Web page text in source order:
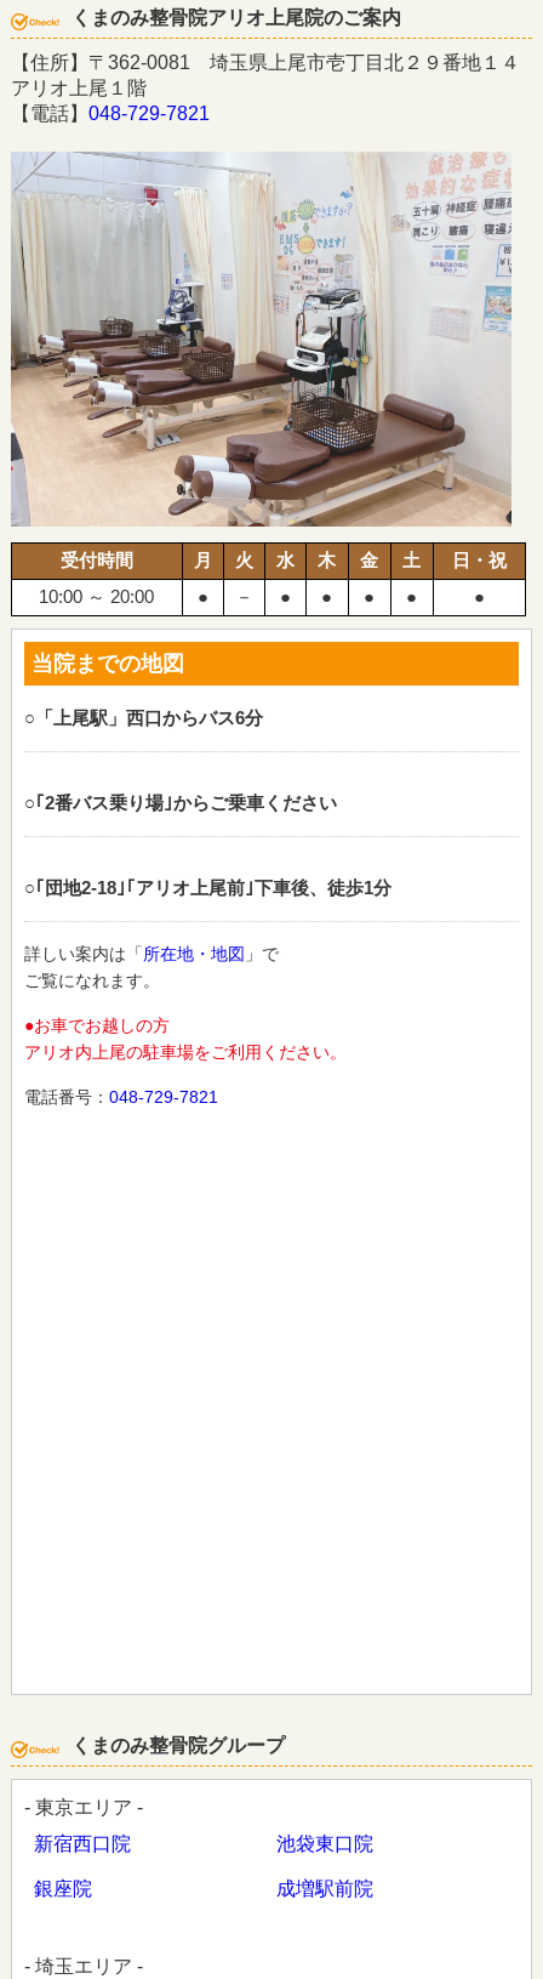
くまのみ整骨院アリオ上尾院のご案内
【住所】〒362-0081 埼玉県上尾市壱丁目北２９番地１４
アリオ上尾１階
【電話】 048-729-7821
受付時間 月 火 水 木 金 土
日・祝
10:00 ～ 20:00
● － ● ● ● ● ●
当院までの地図
○「上尾駅」西口からバス6分
○｢2番バス乗り場｣からご乗車ください
○｢団地2‐18｣｢アリオ上尾前｣下車後、徒歩1分
詳しい案内は「所在地・地図 」で
ご覧になれます。
●お車でお越しの方
アリオ内上尾の駐車場をご利用ください。
電話番号： 048-729-7821
くまのみ整骨院グループ
- 東京エリア -
新宿西口院
池袋東口院
銀座院 成増駅前院
- 埼玉エリア -